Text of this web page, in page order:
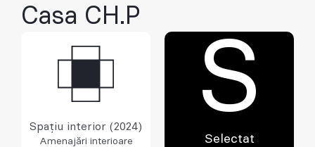
Casa CH.P
Spațiu interior (2024)
Amenajări interioare
S
Selectat